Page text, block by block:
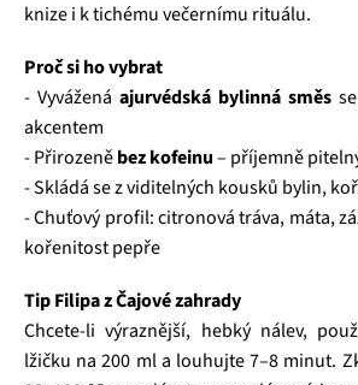
knize i k tichému večernímu rituálu.
Proč si ho vybrat
- Vyvážená ajurvédská bylinná směs
akcentem
- Přirozeněbez kofeinu– příjemně
- Skládá se z viditelných kousků bylin,
- Chuťový profil: citronová tráva, máta,
kořenitost pepře
Tip Filipa z Čajové zahrady
Chcete‑li výraznější, hebký nálev,
lžičku na 200 ml a louhujte 7–8 minut.